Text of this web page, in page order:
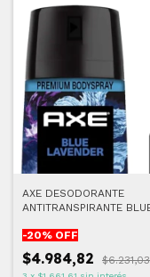
AXE DESODORANTE
ANTITRANSPIRANTE
-20% OFF
$4.984,82 $6.231,03